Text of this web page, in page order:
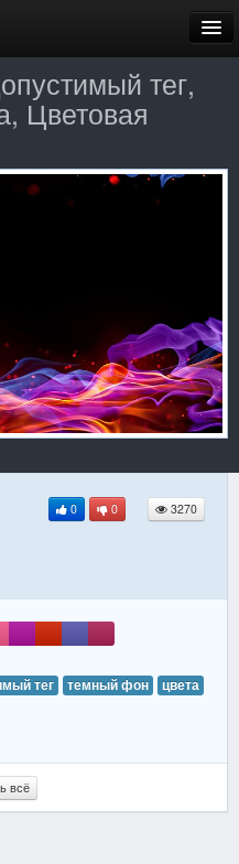
тег,
Цветовая
0 0 3270
тег темный фон
цвета
всё